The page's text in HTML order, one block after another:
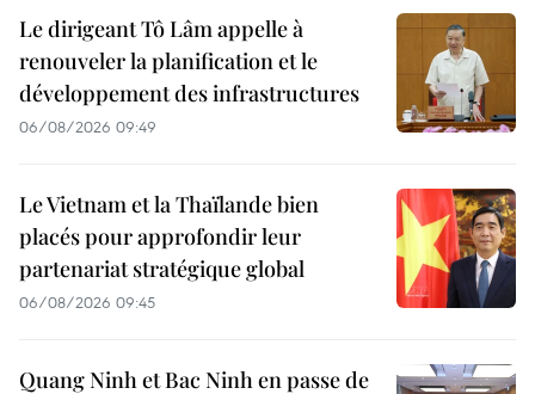
Le dirigeant Tô Lâm appelle à
renouveler la planification et le
développement des infrastructures
06/08/2026 09:49
Le Vietnam et la Thaïlande bien
placés pour approfondir leur
partenariat stratégique global
06/08/2026 09:45
Quang Ninh et Bac Ninh en passe de